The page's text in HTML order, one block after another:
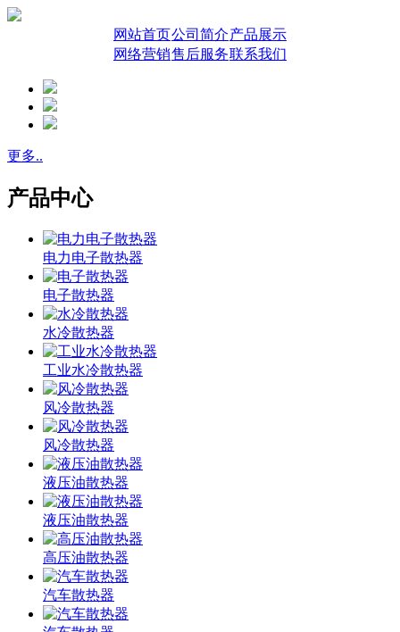
网站首页公司简介产品展示
网络营销售后服务联系我们
更多..
产品中心
电力电子散热器
电子散热器
水冷散热器
工业水冷散热器
风冷散热器
风冷散热器
液压油散热器
液压油散热器
高压油散热器
汽车散热器